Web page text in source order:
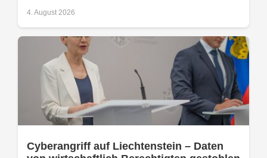
4. August 2026
Cyberangriff auf Liechtenstein – Daten